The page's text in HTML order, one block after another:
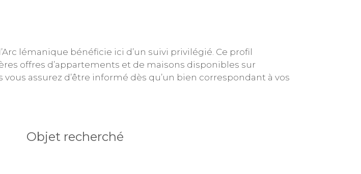
lémanique bénéficie ici d’un suivi privilégié. Ce profil
offres d’appartements et de maisons disponibles sur
vous assurez d’être informé dès qu’un bien correspondant à vos
Objet recherché